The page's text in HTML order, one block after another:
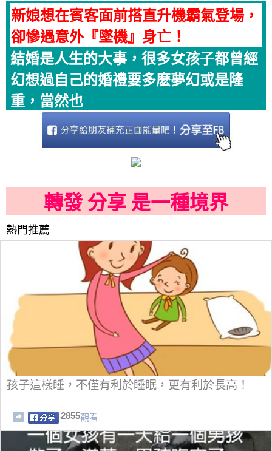
新娘想在賓客面前搭直升機霸氣登場，
卻慘遇意外『墜機』身亡！
結婚是人生的大事，很多女孩子都曾經
幻想過自己的婚禮要多麽夢幻或是隆
重，當然也
轉發 分享 是一種境界
熱門推薦
孩子這樣睡，不僅有利於睡眠，更有利於長高！
2855觀看